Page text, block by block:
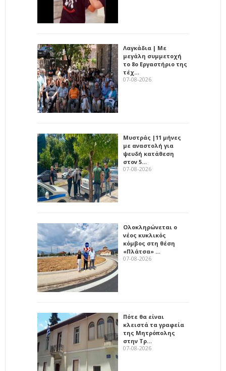
Λαγκάδια | Με
μεγάλη συμμετοχή
το 8ο Εργαστήριο της
τέχ…
07-08-2026
Μυστράς |11 μήνες
με αναστολή για
ψευδή κατάθεση
στον 5…
07-08-2026
Ολοκληρώνεται ο
νέος κυκλικός
κόμβος στη θέση
«Πλάτσα» …
07-08-2026
Πότε θα είναι
κλειστά τα γραφεία
της Μητρόπολης
στην Τρ…
07-08-2026